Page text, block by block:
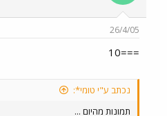
26/4/05
===10
נכתב ע"י טומי*:
תמונות מהיום ...